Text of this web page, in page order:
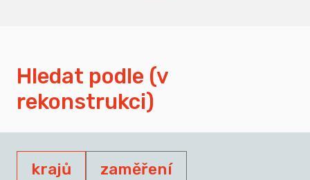
Hledat podle (v
rekonstrukci)
krajů zaměření